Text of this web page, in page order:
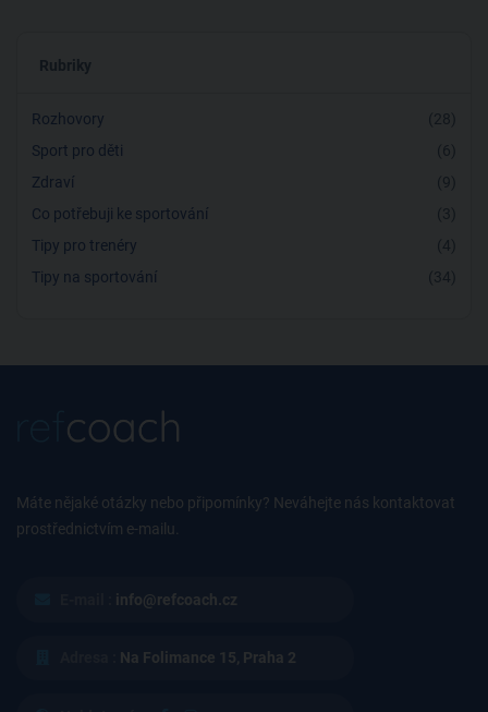
Rubriky
Rozhovory
(28)
Sport pro děti
(6)
Zdraví
(9)
Co potřebuji ke sportování
(3)
Tipy pro trenéry
(4)
Tipy na sportování
(34)
Máte nějaké otázky nebo připomínky? Neváhejte nás kontaktovat
prostřednictvím e-mailu.
info@refcoach.cz
Na Folimance 15, Praha 2